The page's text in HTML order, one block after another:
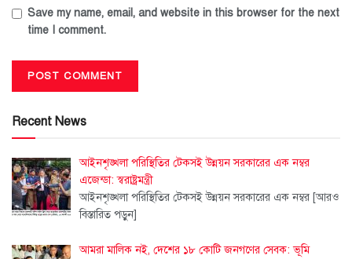
Save my name, email, and website in this browser for the next
time I comment.
Recent News
আইনশৃঙ্খলা পরিস্থিতির টেকসই উন্নয়ন সরকারের এক নম্বর
এজেন্ডা: স্বরাষ্ট্রমন্ত্রী
আইনশৃঙ্খলা পরিস্থিতির টেকসই উন্নয়ন সরকারের এক নম্বর [আরও
বিস্তারিত পড়ুন]
আমরা মালিক নই, দেশের ১৮ কোটি জনগণের সেবক: ভূমি